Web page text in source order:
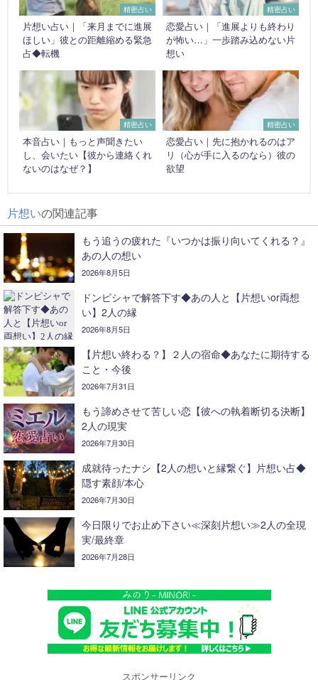
精密占い
片想い占い｜「来月までに進展
ほしい」彼との距離縮める緊急
占◆転機
精密占い
恋愛占い｜「進展よりも終わり
が怖い…」一歩踏み込めない片
想い
精密占い
本音占い｜もっと声聞きたい
し、会いたい【彼から連絡くれ
ないのはなぜ？】
精密占い
恋愛占い｜先に抱かれるのはア
リ（心が手に入るのなら）彼の
欲望
片想いの関連記事
もう追うの疲れた『いつかは振り向いてくれる？』
あの人の想い
2026年8月5日
ドンピシャで解答下す◆あの人と【片想いor両想
い】2人の縁
2026年8月5日
【片想い終わる？】２人の宿命◆あなたに期待する
こと・今後
2026年7月31日
もう諦めさせて苦しい恋【彼への執着断切る決断】
2人の現実
2026年7月30日
成就待ったナシ【2人の想いと縁繋ぐ】片想い占◆
隠す素顔/本心
2026年7月30日
今日限りでお止め下さい≪深刻片想い≫2人の全現
実/最終章
2026年7月28日
スポンサーリンク